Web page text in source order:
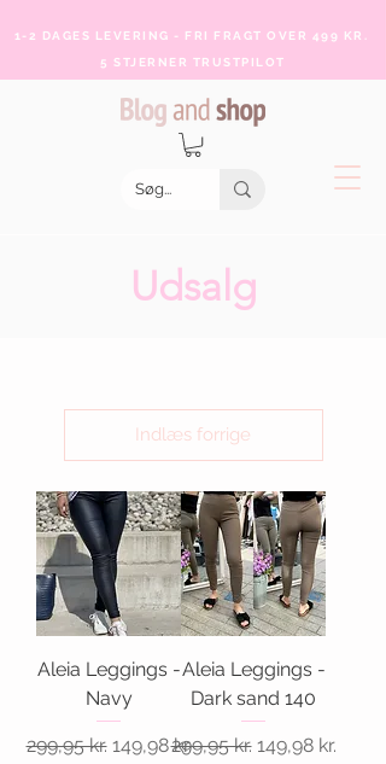
1-2 DAGES LEVERING - FRI FRAGT OVER 499 KR.
5 STJERNER TRUSTPILOT
Udsalg
Indlæs forrige
Aleia Leggings -
Navy
Regulær pris
299,95 kr. Salgspris
149,98 kr.
Aleia Leggings -
Dark sand 140
Regulær pris
299,95 kr. Salgspris
149,98 kr.